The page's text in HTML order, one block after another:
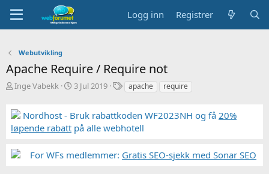
Logg inn Registrer
Webutvikling
Apache Require / Require not
T
å
d
s
a
r
Inge Vabekk
S
r
t
t
3 Jul 2019
S
k
k
r
d
apache require
Nordhost - Bruk rabattkoden WF2023NH og få 20%
løpende rabatt på alle webhotell
For WFs medlemmer: Gratis SEO-sjekk med Sonar SEO